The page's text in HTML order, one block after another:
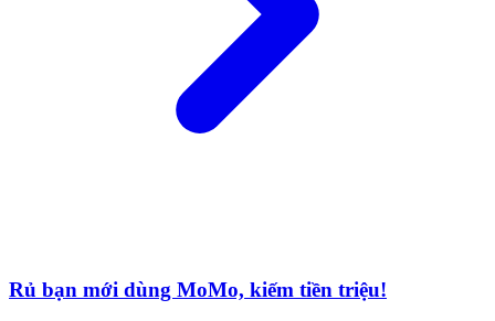
Rủ bạn mới dùng MoMo, kiếm tiền triệu!